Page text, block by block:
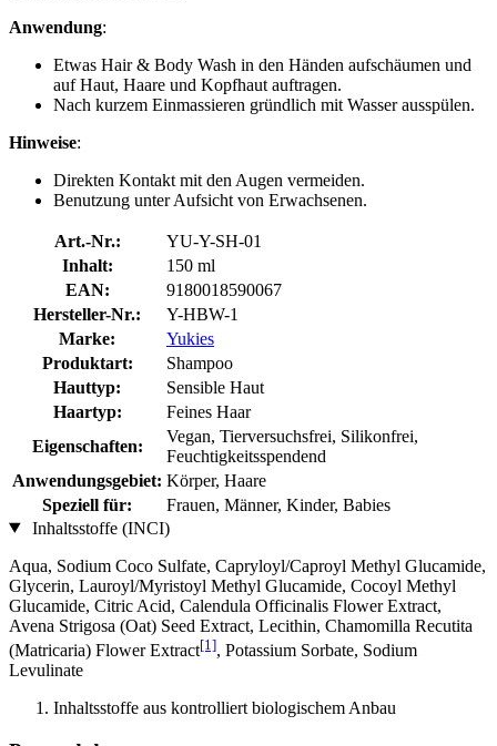
Anwendung:
Etwas Hair & Body Wash in den Händen aufschäumen und
auf Haut, Haare und Kopfhaut auftragen.
Nach kurzem Einmassieren gründlich mit Wasser ausspülen.
Hinweise:
Direkten Kontakt mit den Augen vermeiden.
Benutzung unter Aufsicht von Erwachsenen.
Art.-Nr.:
YU-Y-SH-01
Inhalt:
150 ml
EAN:
9180018590067
Hersteller-Nr.:
Y-HBW-1
Marke:
Yukies
Produktart:
Shampoo
Hauttyp:
Sensible Haut
Haartyp:
Feines Haar
Eigenschaften:
Vegan, Tierversuchsfrei, Silikonfrei,
Feuchtigkeitsspendend
Anwendungsgebiet: Körper, Haare
Speziell für:
Frauen, Männer, Kinder, Babies
Inhaltsstoffe (INCI)
Aqua, Sodium Coco­ Sulfate, Capryloyl/Caproyl Methyl Glucamide,
Glycerin, Lauroyl/Myristoyl Methyl Glucamide, Cocoyl Methyl
Glucamide, Citric Acid, Calendula Officinalis Flower Extract,
Avena Strigosa (Oat) Seed Extract, Lecithin, Chamomilla Recutita
(Matricaria) Flower Extract[1], Potassium Sorbate, Sodium
Levulinate
Inhaltsstoffe aus kontrolliert biologischem Anbau